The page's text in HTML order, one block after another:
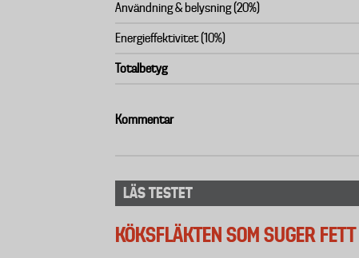
Användning & belysning (20%)
Energieffektivitet (10%)
Totalbetyg
Kommentar
LÄS TESTET
KÖKSFLÄKTEN SOM SUGER